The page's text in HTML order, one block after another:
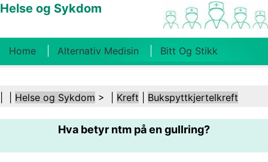
Helse og Sykdom
Home Alternativ Medisin Bitt Og Stikk
Kosthold Og Ernæring Familiehelse
Helsebransjen Psykisk Helse Folkehelse Og
Sikkerhet Kirurgi Og Prosedyrer Helse
Helse og Sykdom > | Kreft Bukspyttkjertelkreft
Hva betyr ntm på en gullring?